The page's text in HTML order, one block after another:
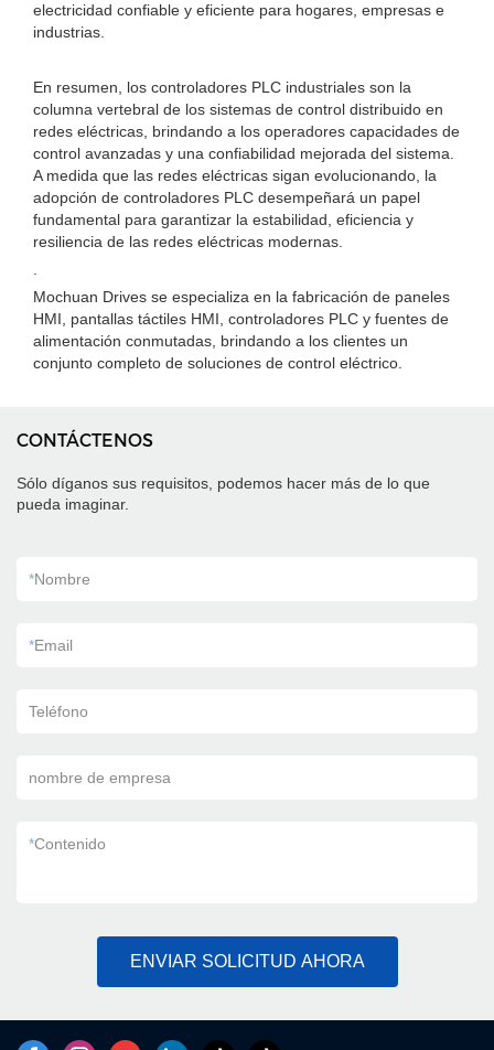
electricidad confiable y eficiente para hogares, empresas e
industrias.
En resumen, los controladores PLC industriales son la
columna vertebral de los sistemas de control distribuido en
redes eléctricas, brindando a los operadores capacidades de
control avanzadas y una confiabilidad mejorada del sistema.
A medida que las redes eléctricas sigan evolucionando, la
adopción de controladores PLC desempeñará un papel
fundamental para garantizar la estabilidad, eficiencia y
resiliencia de las redes eléctricas modernas.
Mochuan Drives se especializa en la fabricación de paneles
HMI, pantallas táctiles HMI, controladores PLC y fuentes de
alimentación conmutadas, brindando a los clientes un
conjunto completo de soluciones de control eléctrico.
CONTÁCTENOS
Sólo díganos sus requisitos, podemos hacer más de lo que
pueda imaginar.
*Nombre
*Email
Teléfono
nombre de empresa
*Contenido
ENVIAR SOLICITUD AHORA